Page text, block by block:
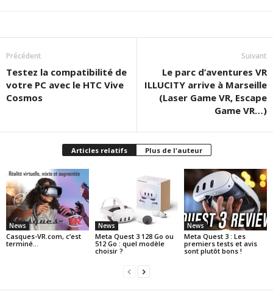
Précédent
Testez la compatibilité de
votre PC avec le HTC Vive
Cosmos
Suivant
Le parc d’aventures VR
ILLUCITY arrive à Marseille
(Laser Game VR, Escape
Game VR…)
Articles relatifs Plus de l'auteur
News
Casques-VR.com, c’est
terminé…
News
Meta Quest 3 128 Go ou
512 Go : quel modèle
choisir ?
News
Meta Quest 3 : Les
premiers tests et avis
sont plutôt bons !